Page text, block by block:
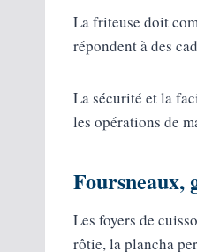
La friteuse doit
répondent à des
La sécurité et la
les opérations de
Foursneaux,
Les foyers de
rôtie, la plancha